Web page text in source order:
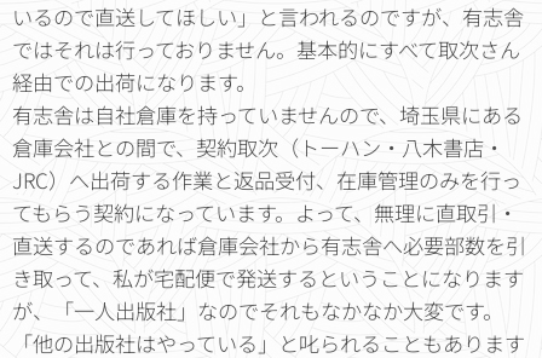
いるので直送してほしい」と言われるのですが、有志舎
ではそれは行っておりません。基本的にすべて取次さん
経由での出荷になります。
有志舎は自社倉庫を持っていませんので、埼玉県にある
倉庫会社との間で、契約取次（トーハン・八木書店・
JRC）へ出荷する作業と返品受付、在庫管理のみを行っ
てもらう契約になっています。よって、無理に直取引・
直送するのであれば倉庫会社から有志舎へ必要部数を引
き取って、私が宅配便で発送するということになります
が、「一人出版社」なのでそれもなかなか大変です。
「他の出版社はやっている」と叱られることもあります